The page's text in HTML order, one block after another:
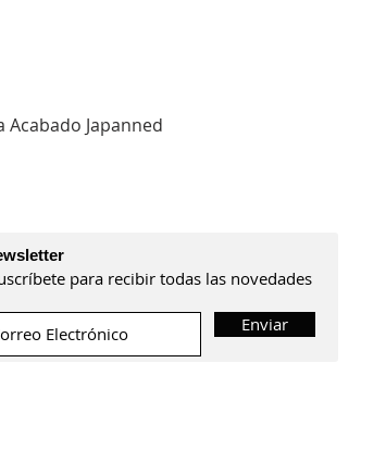
Acabado Japanned
para recibir todas las novedades
Enviar